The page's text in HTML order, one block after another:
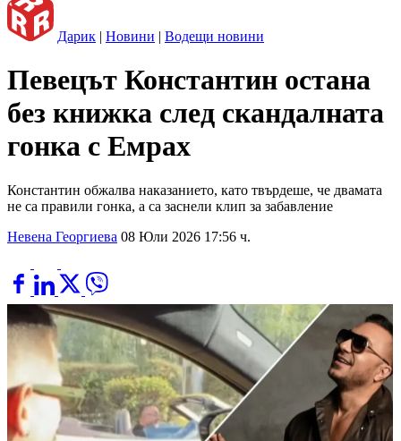
Дарик | Новини | Водещи новини
Певецът Константин остана
без книжка след скандалната
гонка с Емрах
Константин обжалва наказанието, като твърдеше, че двамата
не са правили гонка, а са заснели клип за забавление
Невена Георгиева 08 Юли 2026 17:56 ч.